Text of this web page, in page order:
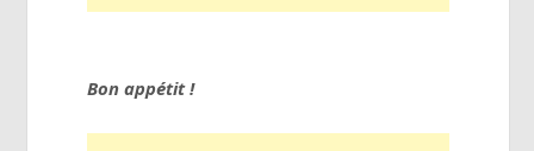
Bon appétit !